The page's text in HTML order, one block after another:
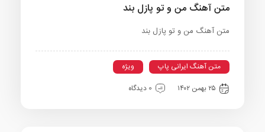
متن آهنگ من و تو پازل بند
متن آهنگ من و تو پازل بند
متن آهنگ ایرانی پاپ
ویژه
۲۵ بهمن ۱۴۰۲
0 دیدگاه